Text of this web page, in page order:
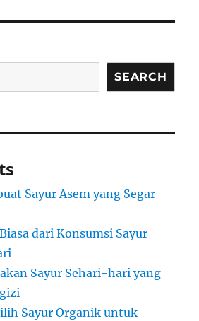
SEARCH
Sayur Asem yang Segar
dari Konsumsi Sayur
Sayur Sehari-hari yang
Sayur Organik untuk